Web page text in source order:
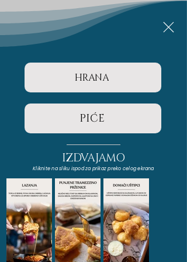
HRANA
PIĆE
IZDVAJAMO
Kliknite na sliku ispod za prikaz preko celog ekrana